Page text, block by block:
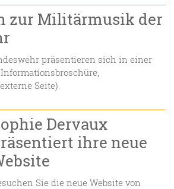
zur Militärmusik der
präsentieren sich in einer
Seite).
Dervaux
ihre neue
Sie die neue Website von